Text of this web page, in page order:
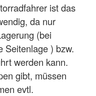
ist das
da nur
(bei
Seitenlage ) bzw.
werden kann.
gibt, müssen
evtl.